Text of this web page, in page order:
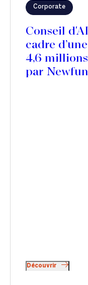
Corporate
Conseil
cadre
4,6
par
Découvrir